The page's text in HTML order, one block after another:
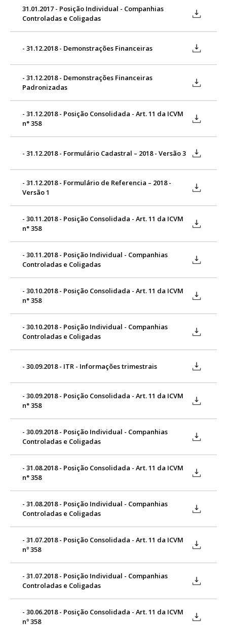
31.01.2017 - Posição Individual - Companhias
Controladas e Coligadas
- 31.12.2018 - Demonstrações Financeiras
- 31.12.2018 - Demonstrações Financeiras
Padronizadas
- 31.12.2018 - Posição Consolidada - Art. 11 da ICVM
n° 358
- 31.12.2018 - Formulário Cadastral – 2018 - Versão 3
- 31.12.2018 - Formulário de Referencia – 2018 -
Versão 1
- 30.11.2018 - Posição Consolidada - Art. 11 da ICVM
n° 358
- 30.11.2018 - Posição Individual - Companhias
Controladas e Coligadas
- 30.10.2018 - Posição Consolidada - Art. 11 da ICVM
n° 358
- 30.10.2018 - Posição Individual - Companhias
Controladas e Coligadas
- 30.09.2018 - ITR - Informações trimestrais
- 30.09.2018 - Posição Consolidada - Art. 11 da ICVM
n° 358
- 30.09.2018 - Posição Individual - Companhias
Controladas e Coligadas
- 31.08.2018 - Posição Consolidada - Art. 11 da ICVM
n° 358
- 31.08.2018 - Posição Individual - Companhias
Controladas e Coligadas
- 31.07.2018 - Posição Consolidada - Art. 11 da ICVM
nº 358
- 31.07.2018 - Posição Individual - Companhias
Controladas e Coligadas
- 30.06.2018 - Posição Consolidada - Art. 11 da ICVM
nº 358